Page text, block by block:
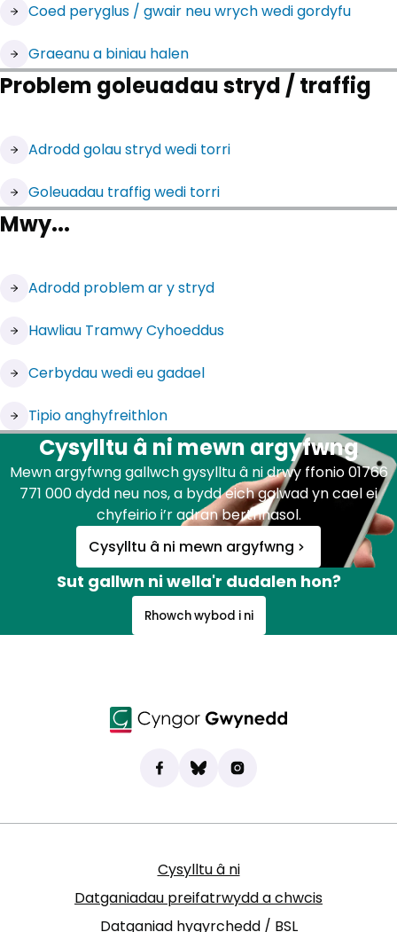
Coed peryglus / gwair neu wrych wedi gordyfu
(yn agor mewn tab newydd)
Graeanu a biniau halen
Problem goleuadau stryd / traffig
Adrodd golau stryd wedi torri
(yn agor mewn tab newydd)
Goleuadau traffig wedi torri
(yn agor mewn tab newydd)
Mwy...
Adrodd problem ar y stryd
Hawliau Tramwy Cyhoeddus
Cerbydau wedi eu gadael
Tipio anghyfreithlon
(yn agor mewn tab newydd)
Cysylltu â ni mewn argyfwng
Mewn argyfwng gallwch gysylltu â ni drwy ffonio 01766
771 000 dydd neu nos, a bydd eich galwad yn cael ei
chyfeirio i’r adran berthnasol.
Cysylltu â ni mewn argyfwng
Sut gallwn ni wella'r dudalen hon?
Rhowch wybod i ni
Dod o hyd i ni ar Facebook
(yn agor mewn tab newydd)
Bluesky
(yn agor mewn tab newydd)
Instagram
(yn agor mewn tab
Cysylltu â ni
Datganiadau preifatrwydd a chwcis
Datganiad hygyrchedd / BSL